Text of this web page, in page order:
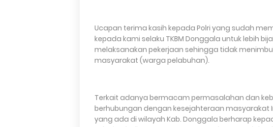
Ucapan terima kasih kepada Polri yang sudah
kepada kami selaku TKBM Donggala untuk lebih
melaksanakan pekerjaan sehingga tidak
masyarakat (warga pelabuhan).
Terkait adanya bermacam permasalahan dan
berhubungan dengan kesejahteraan masyarakat
yang ada di wilayah Kab. Donggala berharap